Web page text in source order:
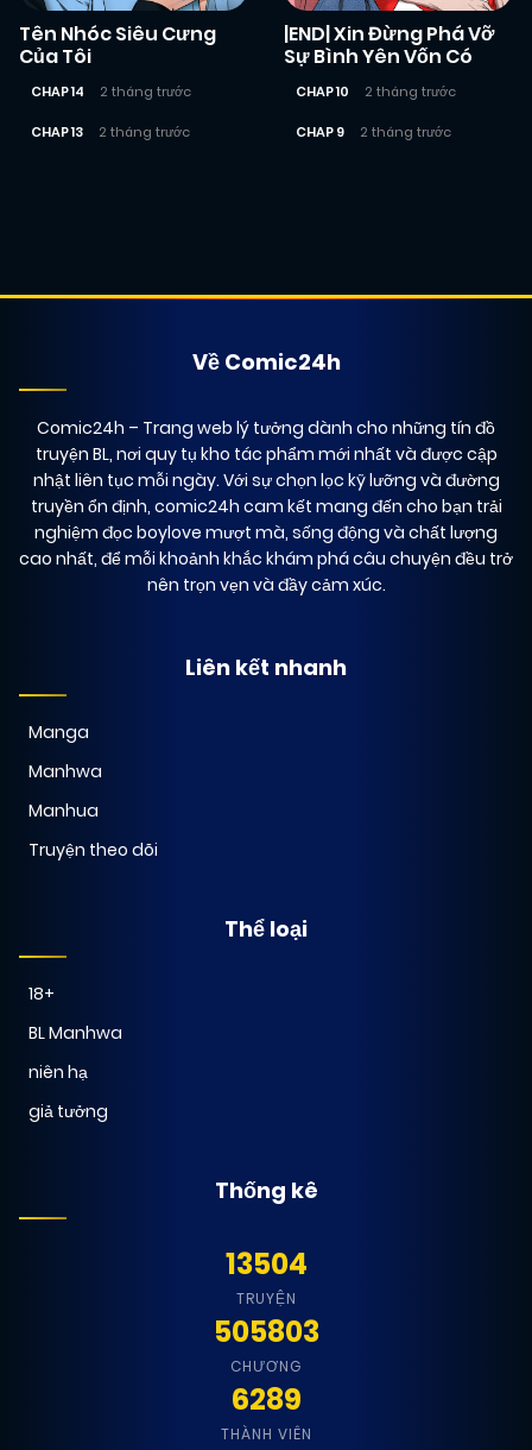
Tên Nhóc Siêu Cưng
Của Tôi
CHAP 14 2 tháng trước
CHAP 13 2 tháng trước
|END| Xin Đừng Phá Vỡ
Sự Bình Yên Vốn Có
CHAP 10 2 tháng trước
CHAP 9 2 tháng trước
Về Comic24h
Comic24h – Trang web lý tưởng dành cho những tín đồ
truyện BL, nơi quy tụ kho tác phẩm mới nhất và được cập
nhật liên tục mỗi ngày. Với sự chọn lọc kỹ lưỡng và đường
truyền ổn định, comic24h cam kết mang đến cho bạn trải
nghiệm đọc boylove mượt mà, sống động và chất lượng
cao nhất, để mỗi khoảnh khắc khám phá câu chuyện đều trở
nên trọn vẹn và đầy cảm xúc.
Liên kết nhanh
Manga
Manhwa
Manhua
Truyện theo dõi
Thể loại
18+
BL Manhwa
niên hạ
giả tưởng
Thống kê
13504
TRUYỆN
505803
CHƯƠNG
6289
THÀNH VIÊN